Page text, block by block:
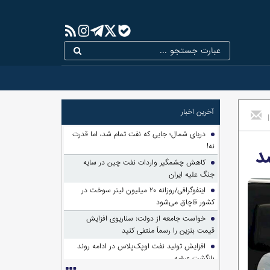
| آخرین اخبار
دریای شمال؛ جایی که نفت تمام شد، اما قدرت
نه!
کاهش چشمگیر واردات نفت چین در سایه
جنگ علیه ایران
اینفوگرافی/روزانه ۲۰ میلیون لیتر سوخت در
کشور قاچاق می‌شود
خواست جامعه از دولت: سناریوی افزایش
قیمت بنزین را رسماً منتفی کنید
افزایش تولید نفت اوپک‌پلاس در ادامه روند
بازگشت عرضه